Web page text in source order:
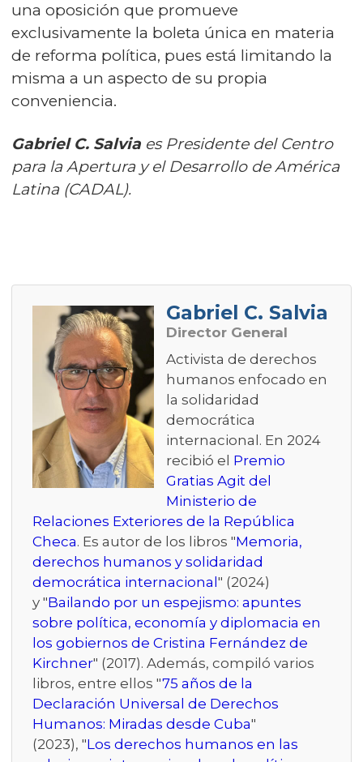
una oposición que promueve
exclusivamente la boleta única en materia
de reforma política, pues está limitando la
misma a un aspecto de su propia
conveniencia.
Gabriel C. Salvia es Presidente del Centro
para la Apertura y el Desarrollo de América
Latina (CADAL).
Gabriel C. Salvia
Director General
Activista de derechos
humanos enfocado en
la solidaridad
democrática
internacional. En 2024
recibió el Premio
Gratias Agit del
Ministerio de
Relaciones Exteriores de la República
Checa. Es autor de los libros "Memoria,
derechos humanos y solidaridad
democrática internacional " (2024)
y "Bailando por un espejismo: apuntes
sobre política, economía y diplomacia en
los gobiernos de Cristina Fernández de
Kirchner" (2017). Además, compiló varios
libros, entre ellos "75 años de la
Declaración Universal de Derechos
Humanos: Miradas desde Cuba"
(2023), "Los derechos humanos en las